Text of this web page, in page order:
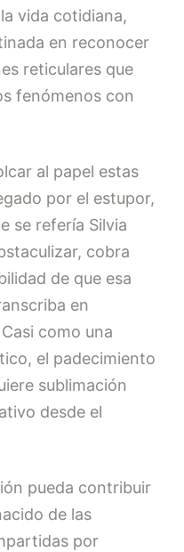
vida cotidiana,
en reconocer
reticulares que
fenómenos con
al papel estas
por el estupor,
se refería Silvia
cobra
de que esa
en
como una
el padecimiento
sublimación
desde el
pueda contribuir
de las
por